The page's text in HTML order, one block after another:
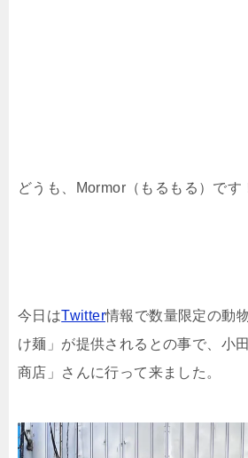
どうも、Mormor（もるもる）です
今日はTwitter情報で数量限定の動
け麺」が提供されるとの事で、小
商店」さんに行って来ました。